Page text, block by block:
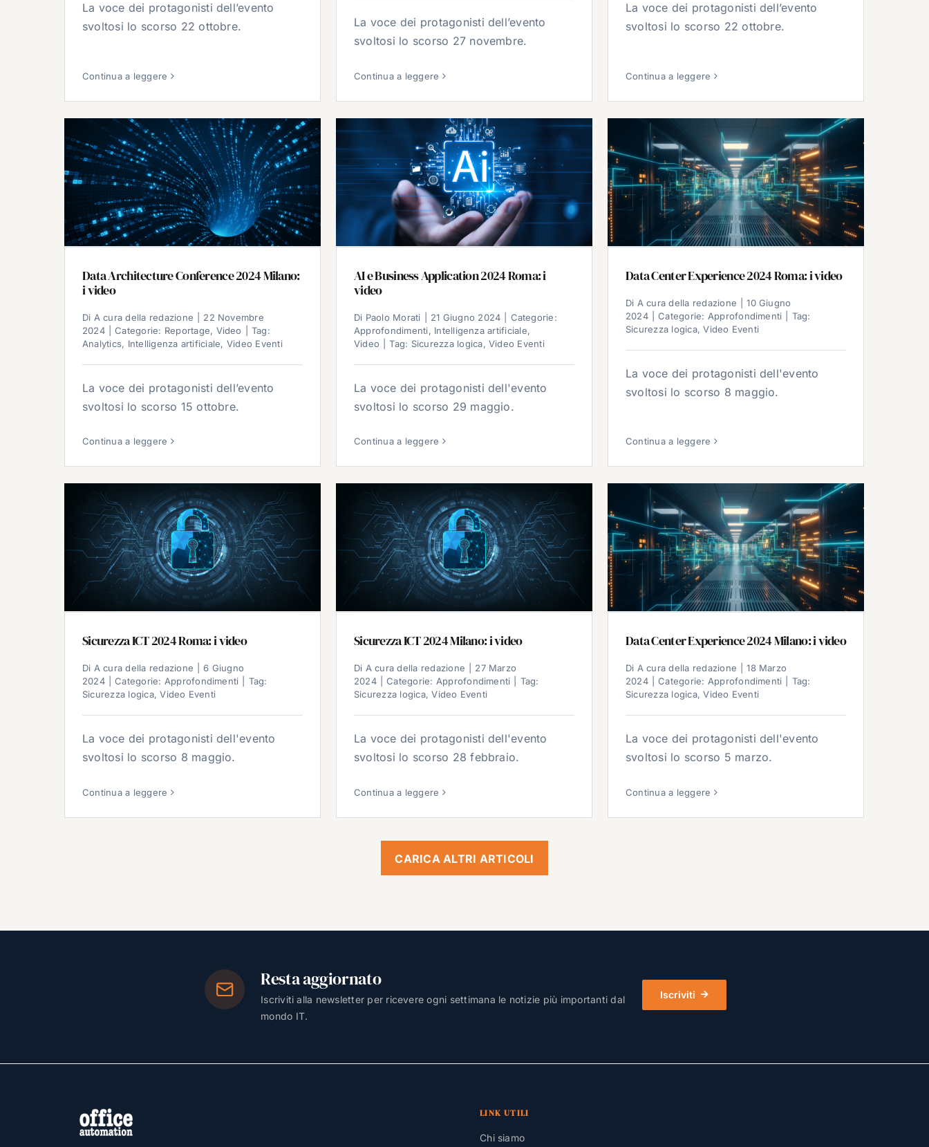
La voce dei protagonisti dell’evento
svoltosi lo scorso 22 ottobre.
Continua a leggere
La voce dei protagonisti dell’evento
svoltosi lo scorso 27 novembre.
Continua a leggere
La voce dei protagonisti dell’evento
svoltosi lo scorso 22 ottobre.
Continua a leggere
Data Architecture Conference 2024 Milano:
i video
Di A cura della redazione
22 Novembre
2024
Categorie: Reportage, Video
Tag:
Analytics, Intelligenza artificiale, Video Eventi
La voce dei protagonisti dell’evento
svoltosi lo scorso 15 ottobre.
Continua a leggere
AI e Business Application 2024 Roma: i
video
Di Paolo Morati 21 Giugno 2024
Categorie:
Approfondimenti, Intelligenza artificiale,
Video
Tag: Sicurezza logica, Video Eventi
La voce dei protagonisti dell'evento
svoltosi lo scorso 29 maggio.
Continua a leggere
Data Center Experience 2024 Roma: i video
Di A cura della redazione
10 Giugno
2024
Categorie: Approfondimenti
Tag:
Sicurezza logica,Video Eventi
La voce dei protagonisti dell'evento
svoltosi lo scorso 8 maggio.
Continua a leggere
Sicurezza ICT 2024 Roma: i video
Di A cura della redazione
6 Giugno
2024
Categorie: Approfondimenti
Tag:
Sicurezza logica,Video Eventi
La voce dei protagonisti dell'evento
svoltosi lo scorso 8 maggio.
Continua a leggere
Sicurezza ICT 2024 Milano: i video
Di A cura della redazione
27 Marzo
2024
Categorie: Approfondimenti
Tag:
Sicurezza logica,Video Eventi
La voce dei protagonisti dell'evento
svoltosi lo scorso 28 febbraio.
Continua a leggere
Data Center Experience 2024 Milano: i video
Di A cura della redazione
18 Marzo
2024
Categorie: Approfondimenti
Tag:
Sicurezza logica,Video Eventi
La voce dei protagonisti dell'evento
svoltosi lo scorso 5 marzo.
Continua a leggere
CARICA ALTRI ARTICOLI
Resta aggiornato
Iscriviti alla newsletter per ricevere ogni settimana le notizie più importanti dal
mondo IT.
Iscriviti
LINK UTILI
Chi siamo